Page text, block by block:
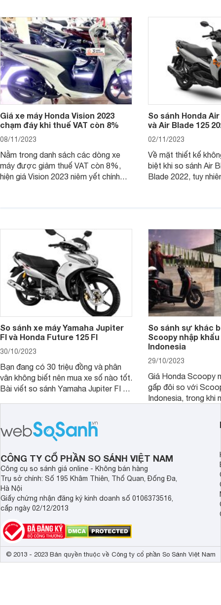
Giá xe máy Honda Vision 2023
chạm đáy khi thuế VAT còn 8%
08/11/2023
Nằm trong danh sách các dòng xe
máy được giảm thuế VAT còn 8%,
hiện giá Vision 2023 niêm yết chính
So sánh Honda
và Air Blade 125
02/11/2023
Về mặt thiết kế
biệt khi so sánh Air
Blade 2022, tuy
So sánh xe máy Yamaha Jupiter
FI và Honda Future 125 FI
30/10/2023
Bạn đang có 30 triệu đồng và phân
vân không biết nên mua xe số nào tốt.
Bài viết so sánh Yamaha Jupiter FI và
So sánh sự khác
Scoopy nhập
Indonesia
29/10/2023
Giá Honda Scoopy
gấp đôi so với
Indonesia, trong khi
chênh lệch giá lớn
sánh Honda
CÔNG TY CỔ PHẦN SO SÁNH VIỆT NAM
Công cụ so sánh giá online - Không bán hàng
Trụ sở chính: Số 195 Khâm Thiên, Thổ Quan, Đống Đa,
Hà Nội
Giấy chứng nhận đăng ký kinh doanh số 0106373516,
cấp ngày 02/12/2013
© 2013 - 2023 Bản quyền thuộc về Công ty cổ phần So Sánh Việt Nam